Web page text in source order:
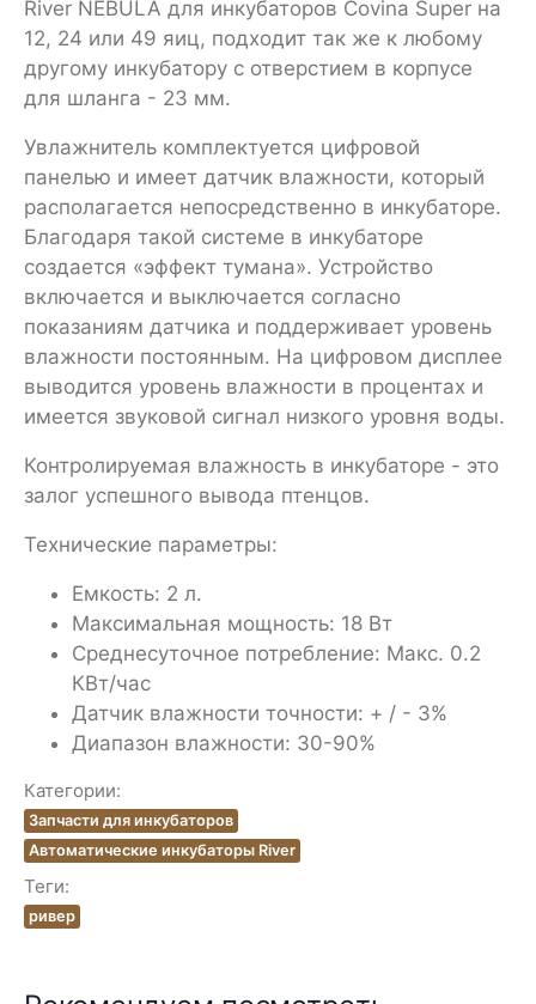
River NEBULA для инкубаторов Covina Super на
12, 24 или 49 яиц, подходит так же к любому
другому инкубатору с отверстием в корпусе
для шланга - 23 мм.
Увлажнитель комплектуется цифровой
панелью и имеет датчик влажности, который
располагается непосредственно в инкубаторе.
Благодаря такой системе в инкубаторе
создается «эффект тумана». Устройство
включается и выключается согласно
показаниям датчика и поддерживает уровень
влажности постоянным. На цифровом дисплее
выводится уровень влажности в процентах и
имеется звуковой сигнал низкого уровня воды.
Контролируемая влажность в инкубаторе - это
залог успешного вывода птенцов.
Технические параметры:
Емкость: 2 л.
Максимальная мощность: 18 Вт
Среднесуточное потребление: Макс. 0.2
КВт/час
Датчик влажности точности: + / - 3%
Диапазон влажности: 30-90%
Категории:
Запчасти для инкубаторов
Автоматические инкубаторы River
Теги:
ривер